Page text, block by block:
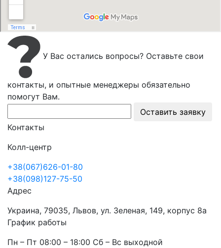
У Вас остались вопросы? Оставьте свои
контакты, и опытные менеджеры обязательно
помогут Вам.
Оставить заявку
Контакты
Колл-центр
+38(067)626-01-80
+38(098)127-75-50
Адрес
Украина, 79035, Львов, ул. Зеленая, 149, корпус 8а
График работы
Пн – Пт 08:00 – 18:00 Сб – Вс выходной